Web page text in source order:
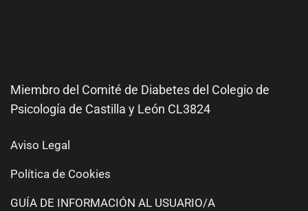
Miembro del Comité de Diabetesdel Colegio de
Psicología de Castilla y León CL3824
Aviso Legal
Política de Cookies
GUÍA DE INFORMACIÓN AL USUARIO/A